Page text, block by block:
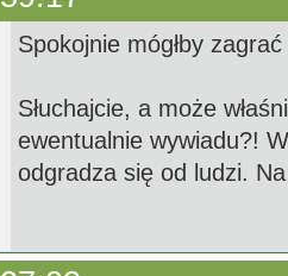
Spokojnie mógłby
Słuchajcie, a może
ewentualnie wywiadu?!
odgradza się od ludzi.